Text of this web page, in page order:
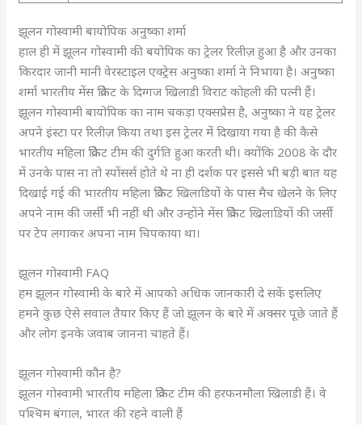
झूलन गोस्वामी बायोपिक अनुष्का शर्मा
हाल ही में झूलन गोस्वामी की बयोपिक का ट्रेलर रिलीज़ हुआ है और उनका
किरदार जानी मानी वेरस्टाइल एक्ट्रेस अनुष्का शर्मा ने निभाया है। अनुष्का
शर्मा भारतीय मेंस क्रिकेट के दिग्गज खिलाडी विराट कोहली की पत्नी हैं।
झूलन गोस्वामी बायोपिक का नाम चकड़ा एक्सप्रेस है, अनुष्का ने यह ट्रेलर
अपने इंस्टा पर रिलीज़ किया तथा इस ट्रेलर में दिखाया गया है की कैसे
भारतीय महिला क्रिकेट टीम की दुर्गति हुआ करती थी। क्योंकि 2008 के दौर
में उनके पास ना तो स्पोंसर्स होते थे ना ही दर्शक पर इससे भी बड़ी बात यह
दिखाई गई की भारतीय महिला क्रिकेट खिलाडियों के पास मैच खेलने के लिए
अपने नाम की जर्सी भी नहीं थी और उन्होंने मेंस क्रिकेट खिलाडियों की जर्सी
पर टेप लगाकर अपना नाम चिपकाया था।
झूलन गोस्वामी FAQ
हम झूलन गोस्वामी के बारे में आपको अधिक जानकारी दे सकें इसलिए
हमने कुछ ऐसे सवाल तैयार किए हैं जो झूलन के बारे में अक्सर पूछे जाते हैं
और लोग इनके जवाब जानना चाहते हैं।
झूलन गोस्वामी कौन है?
झूलन गोस्वामी भारतीय महिला क्रिकेट टीम की हरफनमौला खिलाडी हैं। वे
पश्चिम बंगाल, भारत की रहने वाली हैं